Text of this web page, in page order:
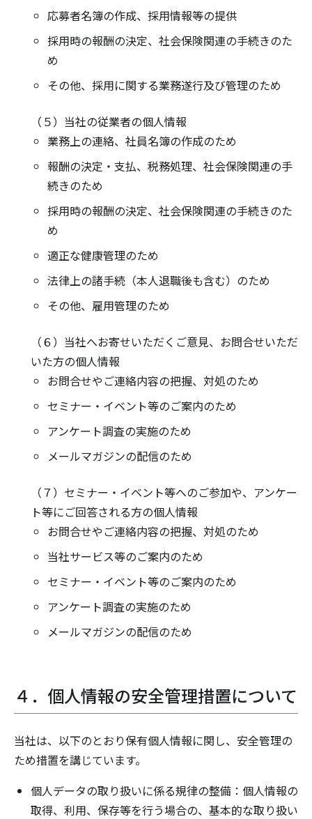
応募者名簿の作成、採用情報等の提供
採用時の報酬の決定、社会保険関連の手続きのた
め
その他、採用に関する業務遂行及び管理のため
（５）当社の従業者の個人情報
業務上の連絡、社員名簿の作成のため
報酬の決定・支払、税務処理、社会保険関連の手
続きのため
採用時の報酬の決定、社会保険関連の手続きのた
め
適正な健康管理のため
法律上の諸手続（本人退職後も含む）のため
その他、雇用管理のため
（６）当社へお寄せいただくご意見、お問合せいただ
いた方の個人情報
お問合せやご連絡内容の把握、対処のため
セミナー・イベント等のご案内のため
アンケート調査の実施のため
メールマガジンの配信のため
（７）セミナー・イベント等へのご参加や、アンケー
ト等にご回答される方の個人情報
お問合せやご連絡内容の把握、対処のため
当社サービス等のご案内のため
セミナー・イベント等のご案内のため
アンケート調査の実施のため
メールマガジンの配信のため
４．個人情報の安全管理措置について
当社は、以下のとおり保有個人情報に関し、安全管理の
ため措置を講じています。
個人データの取り扱いに係る規律の整備：個人情報の
取得、利用、保存等を行う場合の、基本的な取り扱い